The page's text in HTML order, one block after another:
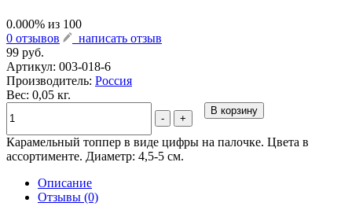
0.000% из 100
0 отзывов
написать отзыв
99 руб.
Артикул: 003-018-6
Производитель: Россия
Вес: 0,05 кг.
- +
В корзину
Карамельный топпер в виде цифры на палочке. Цвета в
ассортименте. Диаметр: 4,5-5 см.
Описание
Отзывы (0)